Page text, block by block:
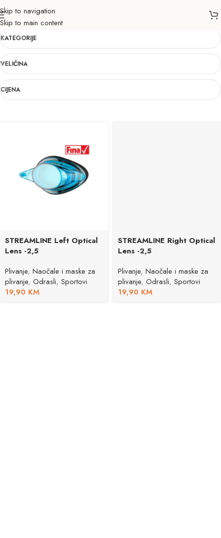
Skip to navigation
Skip to main content
-2,5
KATEGORIJE
VELIČINA
CIJENA
STREAMLINE Left Optical
Lens -2,5
Plivanje, Naočale i maske za
plivanje, Odrasli, Sportovi
19,90 KM
STREAMLINE Right Optical
Lens -2,5
Plivanje, Naočale i maske za
plivanje, Odrasli, Sportovi
19,90 KM